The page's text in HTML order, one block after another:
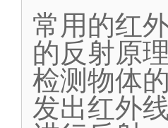
常用的红
的反射原
检测物体
发出红外